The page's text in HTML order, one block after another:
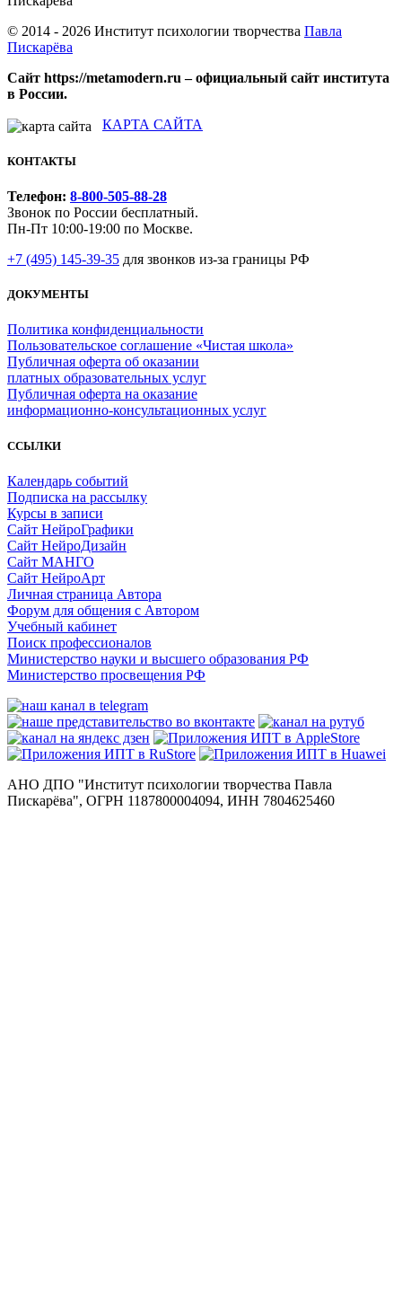
© 2014 - 2026 Институт психологии творчества Павла
Пискарёва
Сайт https://metamodern.ru – официальный сайт института
в России.
КАРТА САЙТА
КОНТАКТЫ
Телефон: 8-800-505-88-28
Звонок по России бесплатный.
Пн-Пт 10:00-19:00 по Москве.
+7 (495) 145-39-35 для звонков из-за границы РФ
ДОКУМЕНТЫ
Политика конфиденциальности
Пользовательское соглашение «Чистая школа»
Публичная оферта об оказании
платных образовательных услуг
Публичная оферта на оказание
информационно‑консультационных услуг
ССЫЛКИ
Календарь событий
Подписка на рассылку
Курсы в записи
Сайт НейроГрафики
Сайт НейроДизайн
Сайт МАНГО
Сайт НейроАрт
Личная страница Автора
Форум для общения с Автором
Учебный кабинет
Поиск профессионалов
Министерство науки и высшего образования РФ
Министерство просвещения РФ
АНО ДПО "Институт психологии творчества Павла
Пискарёва", ОГРН 1187800004094, ИНН 7804625460